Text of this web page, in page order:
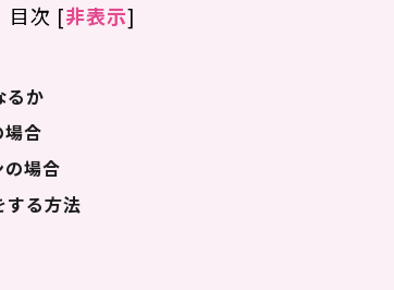
目次 [非表示]
るか
合
場合
する方法